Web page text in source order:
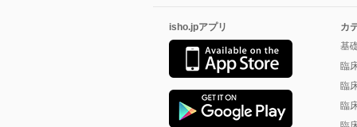
isho.jpアプリ
カ
基
臨
臨
臨